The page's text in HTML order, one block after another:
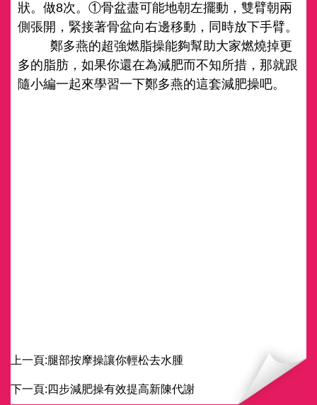
狀。做8次。①骨盆盡可能地朝左擺動，雙臂朝兩
側張開，緊接著骨盆向右邊移動，同時放下手臂。
鄭多燕的超強燃脂操能夠幫助大家燃燒掉更
多的脂肪，如果你還在為減肥而不知所措，那就跟
隨小編一起來學習一下鄭多燕的這套減肥操吧。
上一頁:腿部按摩操讓你輕松去水腫
下一頁: 四步減肥操有效提高新陳代謝